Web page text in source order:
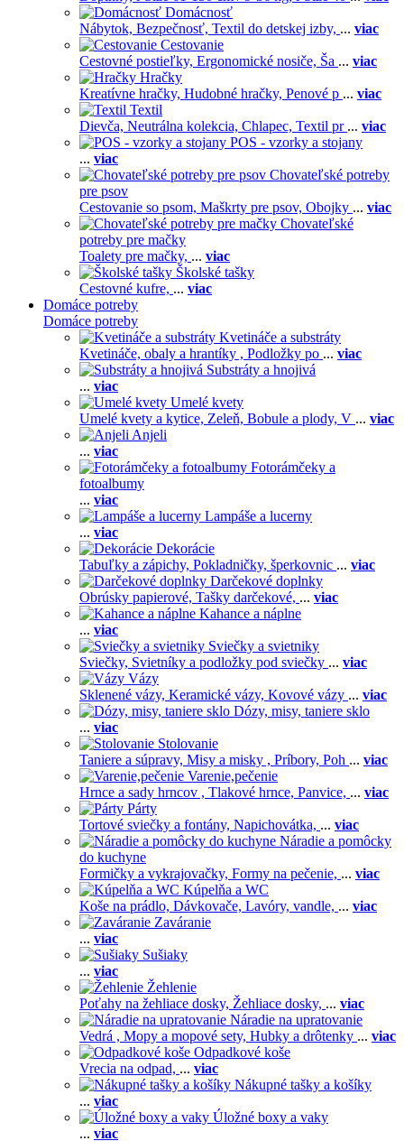
Domácnosť
Nábytok, Bezpečnosť, Textil do detskej izby, ... viac
Cestovanie
Cestovné postieľky, Ergonomické nosiče, Ša ... viac
Hračky
Kreatívne hračky, Hudobné hračky, Penové p ... viac
Textil
Dievča, Neutrálna kolekcia, Chlapec, Textil pr ... viac
POS - vzorky a stojany
... viac
Chovateľské potreby
pre psov
Cestovanie so psom, Maškrty pre psov, Obojky ... viac
Chovateľské
potreby pre mačky
Toalety pre mačky, ... viac
Školské tašky
Cestovné kufre, ... viac
Domáce potreby
Domáce potreby
Kvetináče a substráty
Kvetináče, obaly a hrantíky , Podložky po ... viac
Substráty a hnojivá
... viac
Umelé kvety
Umelé kvety a kytice, Zeleň, Bobule a plody, V ... viac
Anjeli
... viac
Fotorámčeky a
fotoalbumy
... viac
Lampáše a lucerny
... viac
Dekorácie
Tabuľky a zápichy, Pokladničky, šperkovnic ... viac
Darčekové doplnky
Obrúsky papierové, Tašky darčekové, ... viac
Kahance a náplne
... viac
Sviečky a svietniky
Sviečky, Svietníky a podložky pod sviečky ... viac
Vázy
Sklenené vázy, Keramické vázy, Kovové vázy ... viac
Dózy, misy, taniere sklo
... viac
Stolovanie
Taniere a súpravy, Misy a misky , Príbory, Poh ... viac
Varenie,pečenie
Hrnce a sady hrncov , Tlakové hrnce, Panvice, ... viac
Párty
Tortové sviečky a fontány, Napichovátka, ... viac
Náradie a pomôcky
do kuchyne
Formičky a vykrajovačky, Formy na pečenie, ... viac
Kúpelňa a WC
Koše na prádlo, Dávkovače, Lavóry, vandle, ... viac
Zaváranie
... viac
Sušiaky
... viac
Žehlenie
Poťahy na žehliace dosky, Žehliace dosky, ... viac
Náradie na upratovanie
Vedrá , Mopy a mopové sety, Hubky a drôtenky ... viac
Odpadkové koše
Vrecia na odpad, ... viac
Nákupné tašky a košíky
... viac
Úložné boxy a vaky
... viac